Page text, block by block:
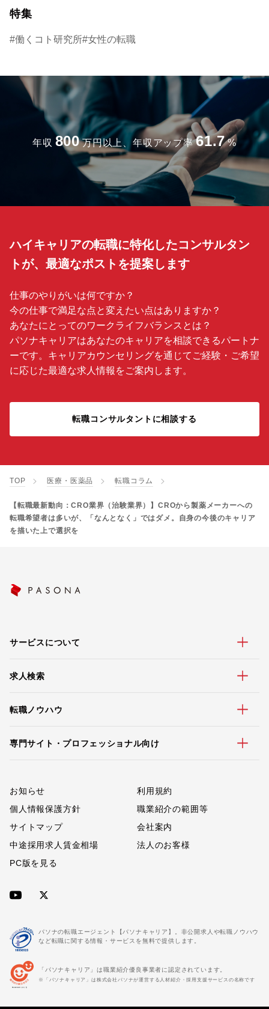
特集
働くコト研究所 女性の転職
年収 800 万円以上、年収アップ率 61.7 %
ハイキャリアの転職に特化したコンサルタン
トが、最適なポストを提案します
仕事のやりがいは何ですか？
今の仕事で満足な点と変えたい点はありますか？
あなたにとってのワークライフバランスとは？
パソナキャリアはあなたのキャリアを相談できるパートナ
ーです。キャリアカウンセリングを通じてご経験・ご希望
に応じた最適な求人情報をご案内します。
転職コンサルタントに相談する
TOP 医療・医薬品 転職コラム
【転職最新動向：CRO業界（治験業界）】CROから製薬メーカーへの
転職希望者は多いが、「なんとなく」ではダメ。自身の今後のキャリア
を描いた上で選択を
サービスについて
求人検索
転職ノウハウ
専門サイト・プロフェッショナル向け
お知らせ
利用規約
個人情報保護方針
職業紹介の範囲等
サイトマップ
会社案内
中途採用求人賃金相場
法人のお客様
PC版を見る
パソナの転職エージェント【パソナキャリア】。非公開求人や転職ノウハウ
など転職に関する情報・サービスを無料で提供します。
「パソナキャリア」は職業紹介優良事業者に認定されています。
※「パソナキャリア」は株式会社パソナが運営する人材紹介・採用支援サービスの名称です